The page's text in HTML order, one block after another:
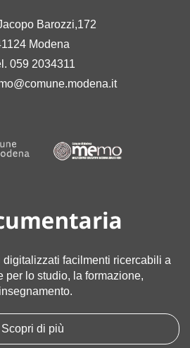
Barozzi,172
Modena
059 2034311
facilmenti ricercabili a
per lo studio, la formazione,
Scopri di più